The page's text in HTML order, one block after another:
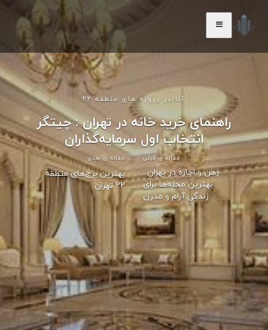
آنالیز پروژه های منطقه 22
راهنمای خرید خانه در تهران : چیتگر
انتخاب اول سرمایه‌گذاران
مقاله ی قبلی
رهن و اجاره در تهران :
بهترین محله‌ها برای
زندگی آرام و مدرن
مقاله ی بعدی
بهترین برج‌های منطقه
22 تهران